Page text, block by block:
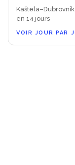
en 14 jours
VOIR JOUR PAR